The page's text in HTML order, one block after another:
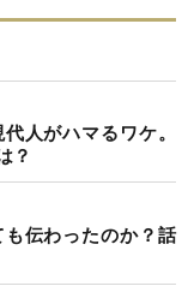
人がハマるワケ。
？
伝わったのか？話